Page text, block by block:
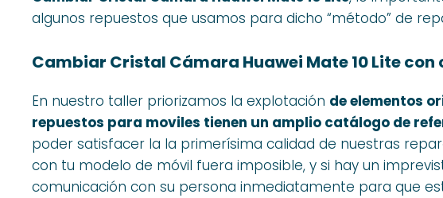
algunos repuestos que usamos para dicho “método” de
Cambiar Cristal Cámara Huawei Mate 10 Lite
En nuestro taller priorizamos la explotación de elementos
repuestos para moviles tienen un amplio catálogo de
poder satisfacer la la primerísima calidad de nuestras
con tu modelo de móvil fuera imposible, y si hay un
comunicación con su persona inmediatamente para que